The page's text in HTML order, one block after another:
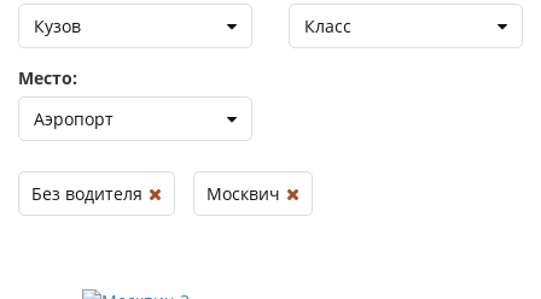
Кузов Класс
Место:
Аэропорт
Без водителя Москвич